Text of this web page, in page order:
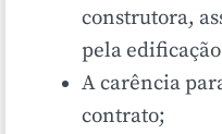
construtora,
pela
A carência
contrato;